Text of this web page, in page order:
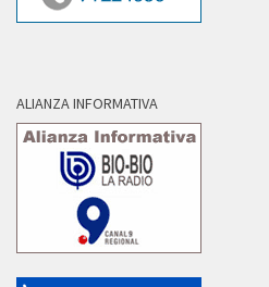
ALIANZA INFORMATIVA